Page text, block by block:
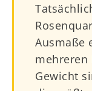
Ausmaße
mehreren
Gewicht